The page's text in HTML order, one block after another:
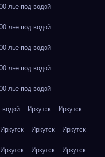
лье под водой
лье под водой
лье под водой
лье под водой
лье под водой
Иркутск Иркутск
Иркутск Иркутск Иркутск
Иркутск Иркутск Иркутск